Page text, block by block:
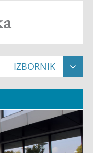
IZBORNIK 

